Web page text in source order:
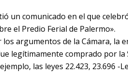
un comunicado en el que
el Predio Ferial de Palermo».
los argumentos de la Cámara, la
legítimamente comprado por
las leyes 22.423, 23.696 -